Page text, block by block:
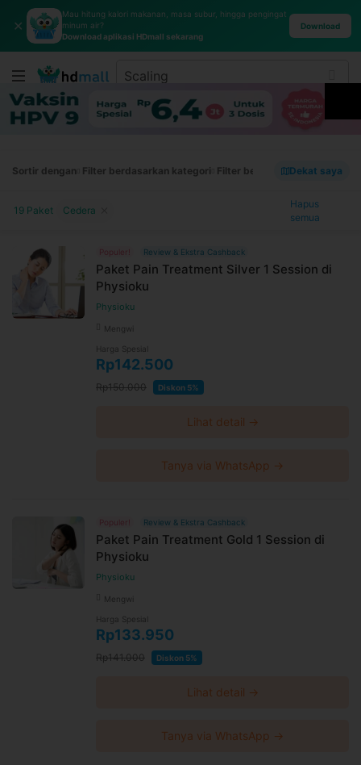
✕
Mau hitung kalori makanan, masa subur, hingga pengingat
minum air?
Download aplikasi HDmall sekarang
Download
Sortir dengan Filter berdasarkan kategori Filter berdasarkan merek
Dekat saya
19 Paket Cedera
Hapus
semua
Populer! Review & Ekstra Cashback
Paket Pain Treatment Silver 1 Session di
Physioku
Physioku
Mengwi
Harga Spesial
Rp142.500
Rp150.000 Diskon 5%
Lihat detail →
Tanya via WhatsApp →
Populer! Review & Ekstra Cashback
Paket Pain Treatment Gold 1 Session di
Physioku
Physioku
Mengwi
Harga Spesial
Rp133.950
Rp141.000 Diskon 5%
Lihat detail →
Tanya via WhatsApp →